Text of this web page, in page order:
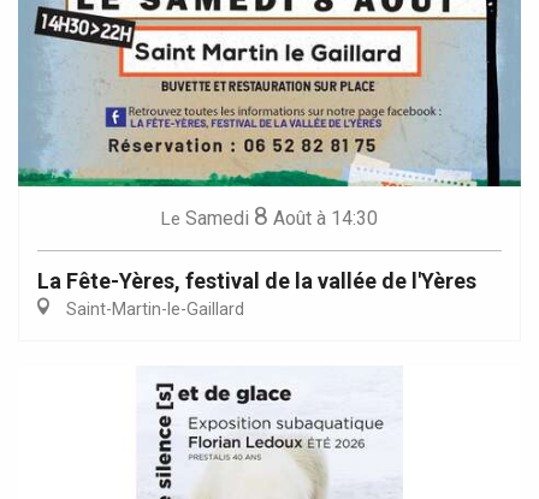
Le Samedi 8 Août à 14:30
La Fête-Yères, festival de la vallée de l'Yères
Saint-Martin-le-Gaillard